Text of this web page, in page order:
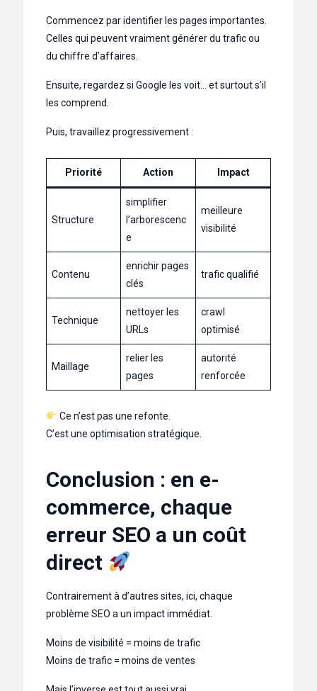
Commencez par identifier les pages importantes.
Celles qui peuvent vraiment générer du trafic ou
du chiffre d’affaires.
Ensuite, regardez si Google les voit… et surtout s’il
les comprend.
Puis, travaillez progressivement :
Priorité Action Impact
Structure
simplifier
l’arborescenc
e
meilleure
visibilité
Contenu
enrichir pages
clés
trafic qualifié
Technique
nettoyer les
URLs
crawl
optimisé
Maillage
relier les
pages
autorité
renforcée
Ce n’est pas une refonte.
C’est une optimisation stratégique.
Conclusion : en e-
commerce, chaque
erreur SEO a un coût
direct
Contrairement à d’autres sites, ici, chaque
problème SEO a un impact immédiat.
Moins de visibilité = moins de trafic
Moins de trafic = moins de ventes